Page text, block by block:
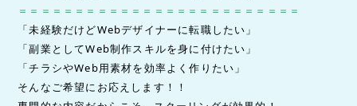
＝＝＝＝＝＝＝＝＝＝＝＝＝＝＝＝＝＝＝＝＝＝＝＝＝
「未経験だけどWebデザイナーに転職したい」
「副業としてWeb制作スキルを身に付けたい」
「チラシやWeb用素材を効率よく作りたい」
そんなご希望にお応えします！！